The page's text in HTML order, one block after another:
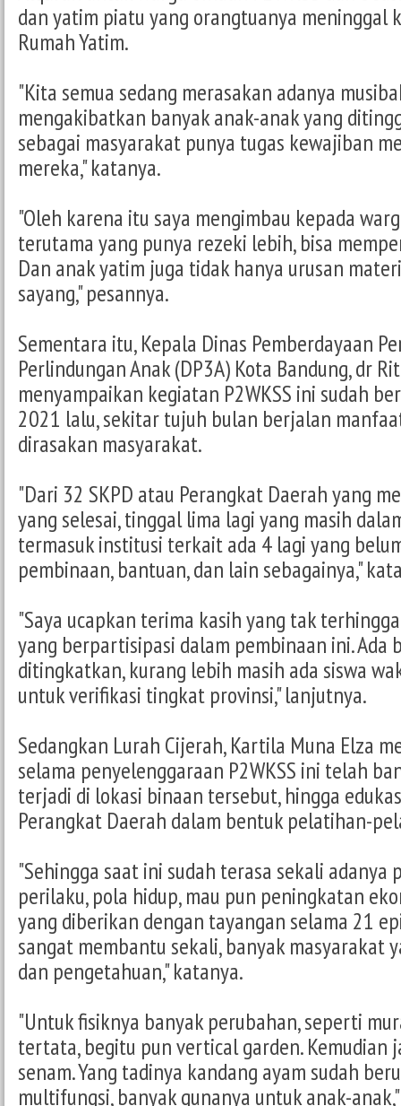
dan yatim piatu yang orangtuanya meninggal
Rumah Yatim.
"Kita semua sedang merasakan adanya
mengakibatkan banyak anak-anak yang
sebagai masyarakat punya tugas kewajiban
mereka," katanya.
"Oleh karena itu saya mengimbau kepada
terutama yang punya rezeki lebih, bisa
Dan anak yatim juga tidak hanya urusan
sayang," pesannya.
Sementara itu, Kepala Dinas Pemberdayaan
Perlindungan Anak (DP3A) Kota Bandung, dr
menyampaikan kegiatan P2WKSS ini sudah
2021 lalu, sekitar tujuh bulan berjalan
dirasakan masyarakat.
"Dari 32 SKPD atau Perangkat Daerah yang
yang selesai, tinggal lima lagi yang masih
termasuk institusi terkait ada 4 lagi yang
pembinaan, bantuan, dan lain sebagainya,"
"Saya ucapkan terima kasih yang tak
yang berpartisipasi dalam pembinaan ini. Ada
ditingkatkan, kurang lebih masih ada siswa
untuk verifikasi tingkat provinsi," lanjutnya.
Sedangkan Lurah Cijerah, Kartila Muna Elza
selama penyelenggaraan P2WKSS ini telah
terjadi di lokasi binaan tersebut, hingga
Perangkat Daerah dalam bentuk pelatihan-
"Sehingga saat ini sudah terasa sekali adanya
perilaku, pola hidup, mau pun peningkatan
yang diberikan dengan tayangan selama 21
sangat membantu sekali, banyak masyarakat
dan pengetahuan," katanya.
"Untuk fisiknya banyak perubahan, seperti
tertata, begitu pun vertical garden. Kemudian
senam. Yang tadinya kandang ayam sudah
multifungsi, banyak gunanya untuk anak-